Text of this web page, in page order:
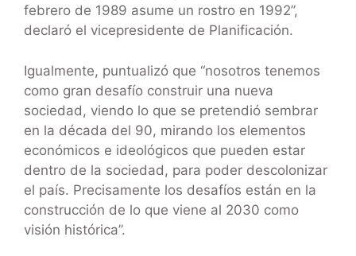
febrero de 1989 asume un rostro en 1992”,
declaró el vicepresidente de Planificación.
Igualmente, puntualizó que “nosotros tenemos
como gran desafío construir una nueva
sociedad, viendo lo que se pretendió sembrar
en la década del 90, mirando los elementos
económicos e ideológicos que pueden estar
dentro de la sociedad, para poder descolonizar
el país. Precisamente los desafíos están en la
construcción de lo que viene al 2030 como
visión histórica”.